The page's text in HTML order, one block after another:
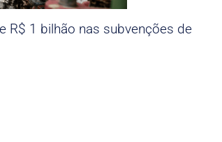
R$ 1 bilhão nas subvenções de